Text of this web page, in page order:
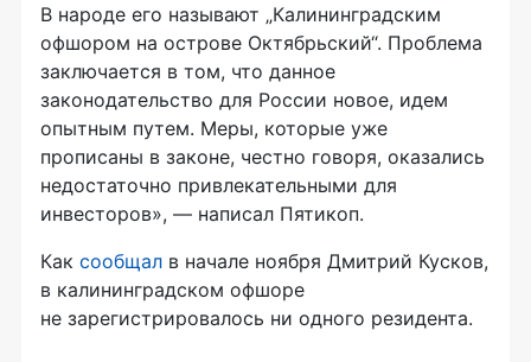
В народе его называют „Калининградским
офшором на острове Октябрьский“. Проблема
заключается в том, что данное
законодательство для России новое, идем
опытным путем. Меры, которые уже
прописаны в законе, честно говоря, оказались
недостаточно привлекательными для
инвесторов», — написал Пятикоп.
Как сообщал в начале ноября Дмитрий Кусков,
в калининградском офшоре
не зарегистрировалось ни одного резидента.